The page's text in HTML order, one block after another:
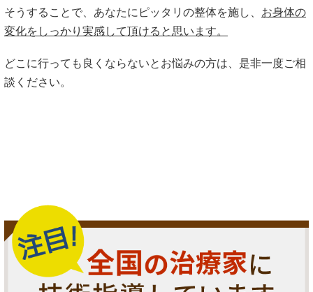
そうすることで、あなたにピッタリの整体を施し、 お身体の
変化をしっかり実感して頂けると思います。
どこに行っても良くならないとお悩みの方は、是非一度ご相
談ください。